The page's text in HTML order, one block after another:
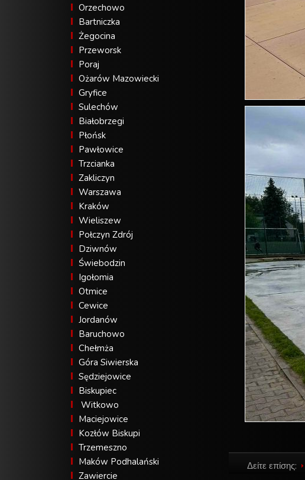
Orzechowo
Bartniczka
Żegocina
Przeworsk
Poraj
Ożarów Mazowiecki
Gryfice
Sulechów
Białobrzegi
Płońsk
Pawłowice
Trzcianka
Zakliczyn
Warszawa
Kraków
Wieliszew
Połczyn Zdrój
Dziwnów
Świebodzin
Igołomia
Otmice
Cewice
Jordanów
Baruchowo
Chełmża
Góra Siwierska
Sędziejowice
Biskupiec
Witkowo
Maciejowice
Kozłów Biskupi
Trzemeszno
Maków Podhalański
Zawiercie
Δείτε επίσης: